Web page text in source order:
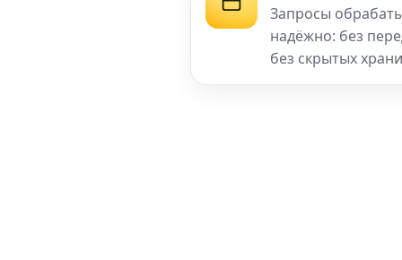
Запросы
надёжно: без
без скрытых